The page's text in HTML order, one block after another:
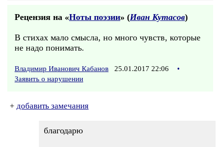
Рецензия на «Ноты поэзии» (Иван Кутасов)
В стихах мало смысла, но много чувств, которые
не надо понимать.
Владимир Иванович Кабанов 25.01.2017 22:06
•
Заявить о нарушении
+ добавить замечания
благодарю